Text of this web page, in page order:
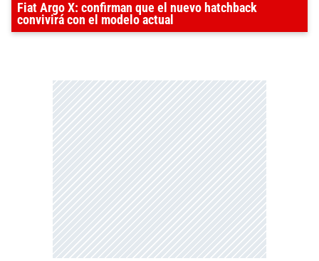
Fiat Argo X: confirman que el nuevo hatchback
convivirá con el modelo actual